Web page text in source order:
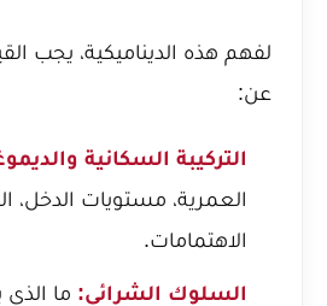
لفهم هذه الديناميكية، يجب
عن:
التركيبة السكانية
العمرية، مستويات الدخل،
الاهتمامات.
السلوك الشرائي: ما